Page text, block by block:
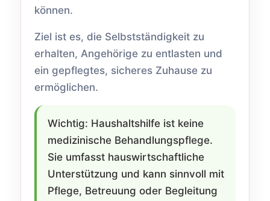
können.
Ziel ist es, die Selbstständigkeit zu
erhalten, Angehörige zu entlasten und
ein gepflegtes, sicheres Zuhause zu
ermöglichen.
Wichtig: Haushaltshilfe ist keine
medizinische Behandlungspflege.
Sie umfasst hauswirtschaftliche
Unterstützung und kann sinnvoll mit
Pflege, Betreuung oder Begleitung